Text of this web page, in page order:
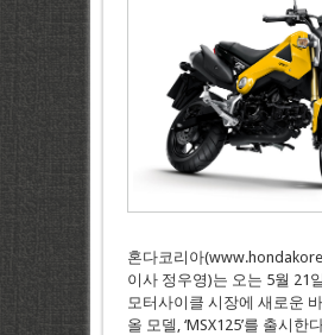
혼다코리아
이사 정우영)는 오는 5월 21
모터사이클 시장에 새로운
올 모델, ‘MSX125’를 출시한